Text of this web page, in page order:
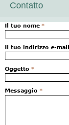
Contatto
Il tuo nome *
Il tuo indirizzo e-mail
Oggetto *
Messaggio *